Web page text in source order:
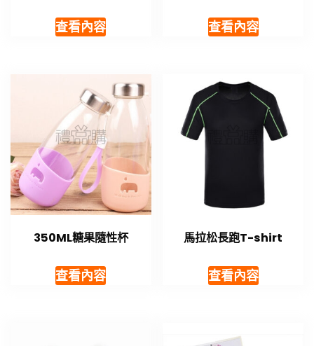
查看內容 查看內容
350ML糖果隨性杯
查看內容
馬拉松長跑T-shirt
查看內容